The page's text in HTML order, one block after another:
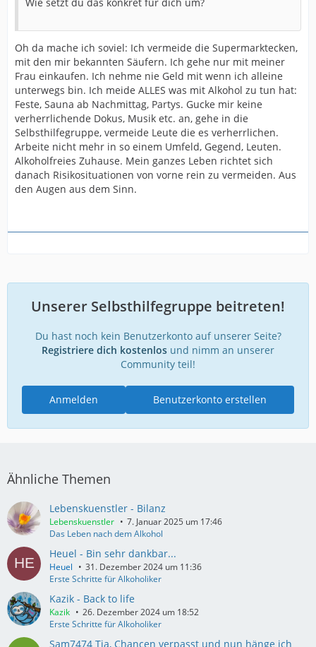
Oh da mache ich soviel: Ich vermeide die Supermarktecken,
mit den mir bekannten Säufern. Ich gehe nur mit meiner
Frau einkaufen. Ich nehme nie Geld mit wenn ich alleine
unterwegs bin. Ich meide ALLES was mit Alkohol zu tun hat:
Feste, Sauna ab Nachmittag, Partys. Gucke mir keine
verherrlichende Dokus, Musik etc. an, gehe in die
Selbsthilfegruppe, vermeide Leute die es verherrlichen.
Arbeite nicht mehr in so einem Umfeld, Gegend, Leuten.
Alkoholfreies Zuhause. Mein ganzes Leben richtet sich
danach Risikosituationen von vorne rein zu vermeiden. Aus
den Augen aus dem Sinn.
Unserer Selbsthilfegruppe beitreten!
Du hast noch kein Benutzerkonto auf unserer Seite?
Registriere dich kostenlos und nimm an unserer
Community teil!
Benutzerkonto erstellen
Anmelden
Ähnliche Themen
Lebenskuenstler - Bilanz
Lebenskuenstler
7. Januar 2025 um 17:46
Das Leben nach dem Alkohol
Heuel - Bin sehr dankbar...
Heuel
31. Dezember 2024 um 11:36
Erste Schritte für Alkoholiker
Kazik - Back to life
Kazik
26. Dezember 2024 um 18:52
Erste Schritte für Alkoholiker
Sam7474 Tja, Chancen verpasst und nun hänge ich